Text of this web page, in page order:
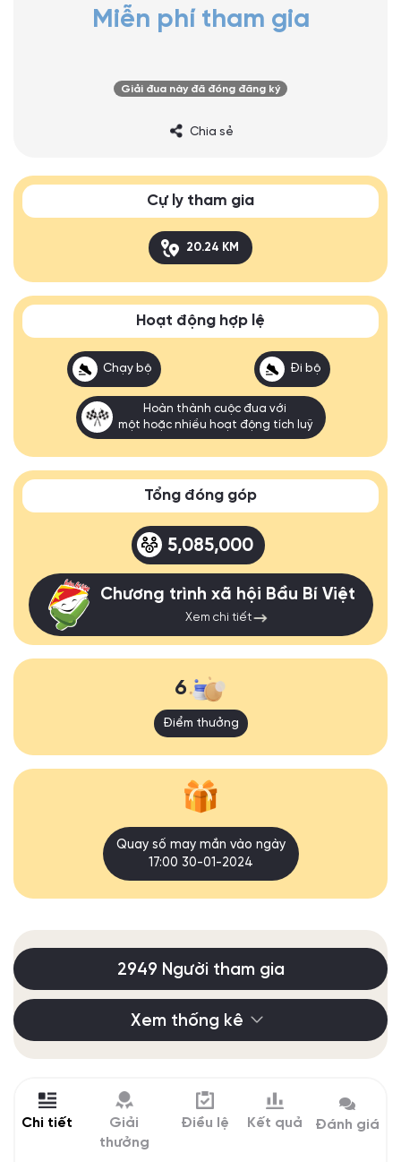
Miễn phí tham gia
Giải đua này đã đóng đăng ký
Chia sẻ
Cự ly tham gia
20.24 KM
Hoạt động hợp lệ
Chạy bộ Đi bộ
Hoàn thành cuộc đua với
một hoặc nhiều hoạt động tích luỹ
Tổng đóng góp
5,085,000
Chương trình xã hội Bầu Bí Việt
Xem chi tiết
6
Điểm thưởng
Quay số may mắn vào ngày
17:00 30-01-2024
2949 Người tham gia
Xem thống kê
Chi tiết
Giải
thưởng
Điều lệ Kết quả Đánh giá